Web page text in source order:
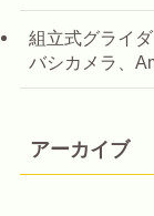
組立式グライ
バシカメラ、
アーカイブ